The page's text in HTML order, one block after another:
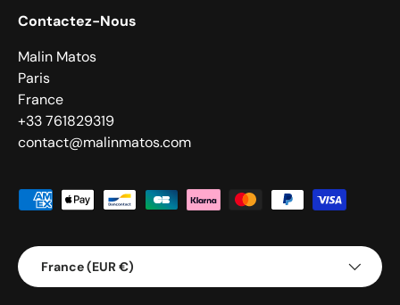
Contactez-Nous
Malin Matos
Paris
France
+33 761829319
contact@malinmatos.com
Moyens de paiement acceptés
Pays
France (EUR €)